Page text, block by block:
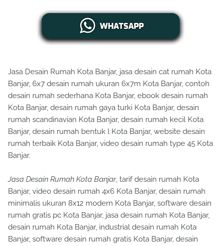
Jasa Desain Rumah Kota Banjar, jasa desain cat rumah Kota
Banjar, 6x7 desain rumah ukuran 6x7m Kota Banjar, contoh
desain rumah sederhana Kota Banjar, ebook desain rumah
Kota Banjar, desain rumah gaya turki Kota Banjar, desain
rumah scandinavian Kota Banjar, desain rumah kecil Kota
Banjar, desain rumah bentuk l Kota Banjar, website desain
rumah terbaik Kota Banjar, video desain rumah type 45 Kota
Banjar.
Jasa Desain Rumah Kota Banjar, tarif desain rumah Kota
Banjar, video desain rumah 4x6 Kota Banjar, desain rumah
minimalis ukuran 8x12 modern Kota Banjar, software desain
rumah gratis pc Kota Banjar, jasa desain rumah Kota Banjar,
desain rumah Kota Banjar, industrial desain rumah Kota
Banjar, software desain rumah gratis Kota Banjar, desain